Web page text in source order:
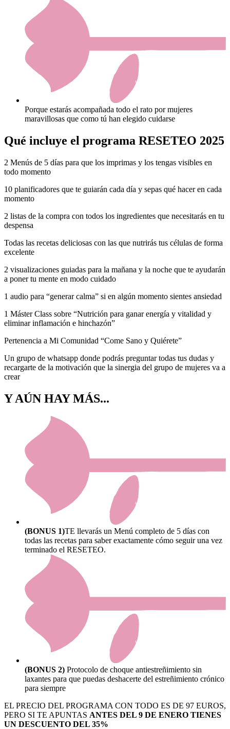
Porque estarás acompañada todo el rato por mujeres
maravillosas que como tú han elegido cuidarse
Qué incluye el programa RESETEO 2025
2 Menús de 5 días para que los imprimas y los tengas visibles en
todo momento
10 planificadores que te guiarán cada día y sepas qué hacer en cada
momento
2 listas de la compra con todos los ingredientes que necesitarás en tu
despensa
Todas las recetas deliciosas con las que nutrirás tus células de forma
excelente
2 visualizaciones guiadas para la mañana y la noche que te ayudarán
a poner tu mente en modo cuidado
1 audio para “generar calma” si en algún momento sientes ansiedad
1 Máster Class sobre “Nutrición para ganar energía y vitalidad y
eliminar inflamación e hinchazón”
Pertenencia a Mi Comunidad “Come Sano y Quiérete”
Un grupo de whatsapp donde podrás preguntar todas tus dudas y
recargarte de la motivación que la sinergia del grupo de mujeres va a
crear
Y AÚN HAY MÁS...
(BONUS 1)TE llevarás un Menú completo de 5 días con
todas las recetas para saber exactamente cómo seguir una vez
terminado el RESETEO.
(BONUS 2) Protocolo de choque antiestreñimiento sin
laxantes para que puedas deshacerte del estreñimiento crónico
para siempre
EL PRECIO DEL PROGRAMA CON TODO ES DE 97 EUROS,
PERO SI TE APUNTAS ANTES DEL 9 DE ENERO TIENES
UN DESCUENTO DEL 35%